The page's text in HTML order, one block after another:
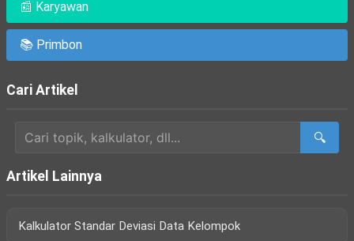
📰 Karyawan
📚 Primbon
Cari Artikel
🔍
Artikel Lainnya
Kalkulator Standar Deviasi Data Kelompok